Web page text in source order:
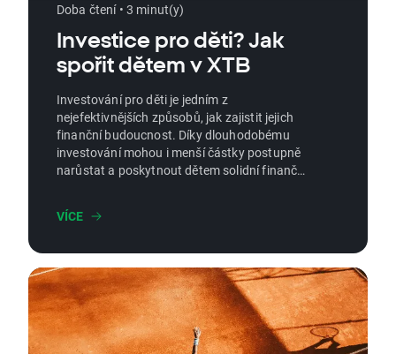
Doba čtení • 3 minut(y)
Investice pro děti? Jak
spořit dětem v XTB
Investování pro děti je jedním z
nejefektivnějších způsobů, jak zajistit jejich
finanční budoucnost. Díky dlouhodobému
investování mohou i menší částky postupně
narůstat a poskytnout dětem solidní finanční
ukáže, jak začít, jaké investiční nástroje využít
a proč je XTB ideální platformou pro tento
VÍCE